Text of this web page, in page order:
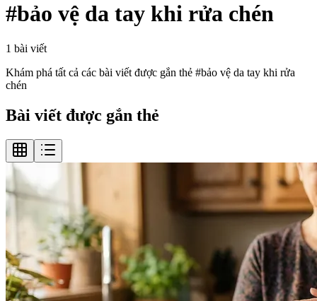
#bảo vệ da tay khi rửa chén
1 bài viết
Khám phá tất cả các bài viết được gắn thẻ #bảo vệ da tay khi rửa
chén
Bài viết được gắn thẻ